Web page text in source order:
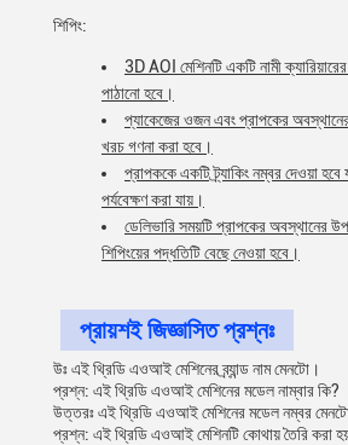
শিপিং:
3D AOI মেশিনটি একটি নামী
পাঠানো হবে।
প্যাকেজের ওজন এবং প্রাপকের
খরচ গণনা করা হবে।
প্রাপককে একটি ট্র্যাকিং নম্বর দেওয়া হবে
পর্যবেক্ষণ করা যায়।
ডেলিভারি সময়টি প্রাপকের অবস্থানের
শিপিংয়ের পদ্ধতিটি বেছে নেওয়া হবে।
প্রায়শই জিজ্ঞাসিত প্রশ্নঃ
উঃ এই থ্রিডি এওআই মেশিনের ব্র্যান্ড নাম মেনটো।
প্রশ্ন: এই থ্রিডি এওআই মেশিনের মডেল নাম্বার কি?
উত্তরঃ এই থ্রিডি এওআই মেশিনের মডেল নম্বর
প্রশ্ন: এই থ্রিডি এওআই মেশিনটি কোথায় তৈরি করা